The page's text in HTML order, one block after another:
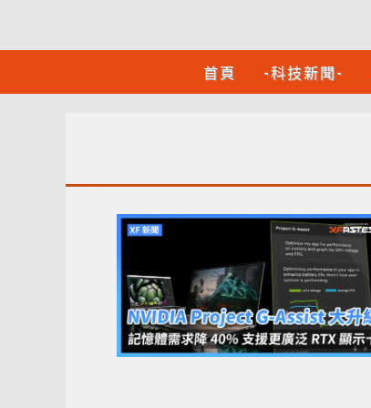
首頁 -科技新聞-